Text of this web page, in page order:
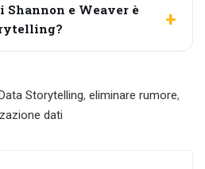
Shannon e Weaver è
Storytelling, eliminare rumore,
dati